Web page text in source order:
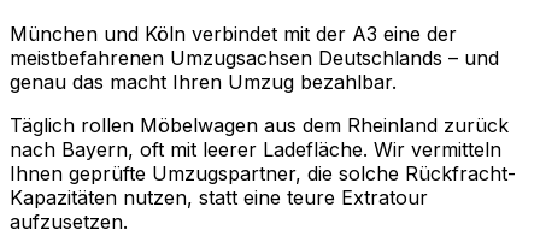
München und Köln verbindet mit der A3 eine der
meistbefahrenen Umzugsachsen Deutschlands – und
genau das macht Ihren Umzug bezahlbar.
Täglich rollen Möbelwagen aus dem Rheinland zurück
nach Bayern, oft mit leerer Ladefläche. Wir vermitteln
Ihnen geprüfte Umzugspartner, die solche Rückfracht-
Kapazitäten nutzen, statt eine teure Extratour
aufzusetzen.